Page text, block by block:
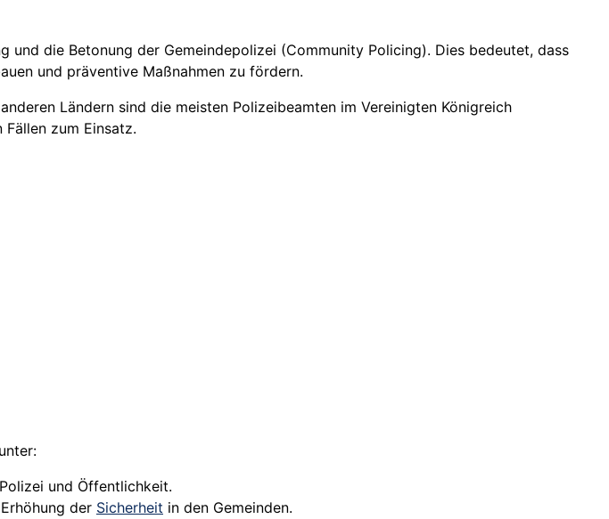
und die Betonung der Gemeindepolizei (Community Policing). Dies bedeutet, dass
und präventive Maßnahmen zu fördern.
Ländern sind die meisten Polizeibeamten im Vereinigten Königreich
zum Einsatz.
und Öffentlichkeit.
der Sicherheit in den Gemeinden.